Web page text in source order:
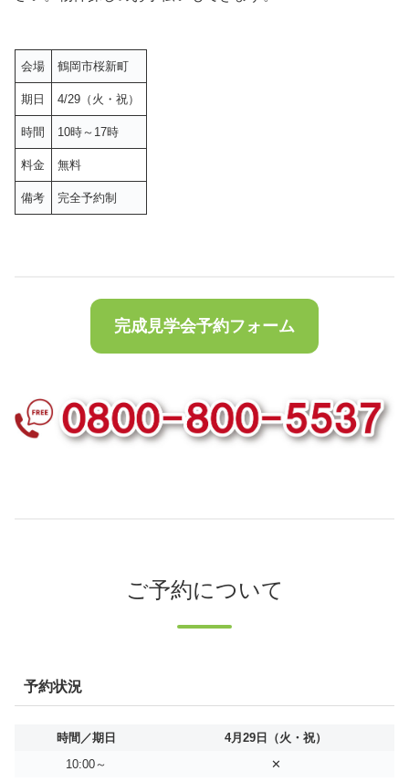
会場 鶴岡市桜新町
期日 4/29（火・祝）
時間 10時～17時
料金 無料
備考 完全予約制
完成見学会予約フォーム
ご予約について
予約状況
時間／期日
4月29日（火・祝）
10:00～
✕